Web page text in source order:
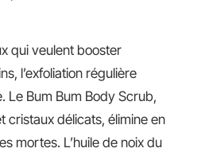
qui veulent booster
l’exfoliation régulière
Le Bum Bum Body Scrub,
cristaux délicats, élimine en
mortes. L’huile de noix du